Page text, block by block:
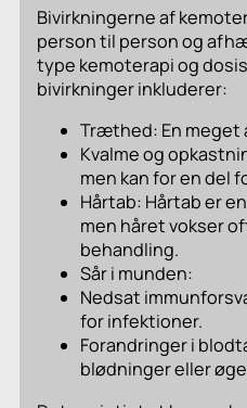
Bivirkningerne af
person til person og
type kemoterapi og
bivirkninger inkluderer:
Træthed: En meget
Kvalme og
men kan for en del
Hårtab: Hårtab er
men håret vokser
behandling.
Sår i munden:
Nedsat
for infektioner.
Forandringer i
blødninger eller